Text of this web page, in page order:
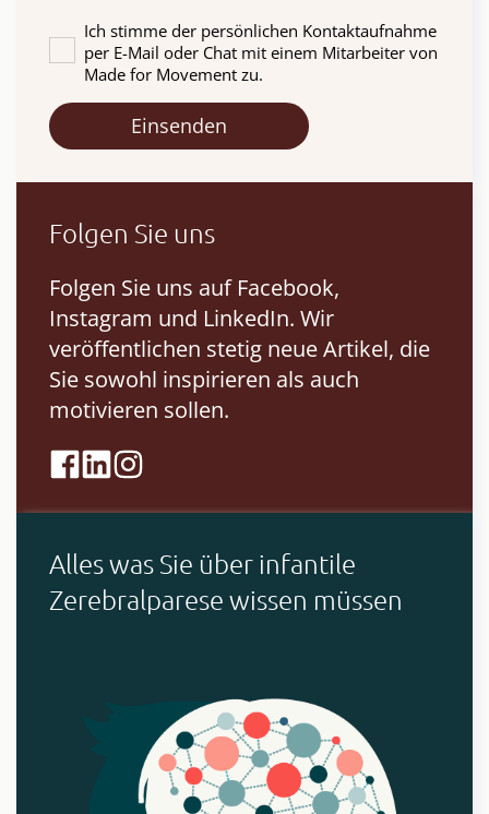
Ich stimme der persönlichen Kontaktaufnahme
per E-Mail oder Chat mit einem Mitarbeiter von
Made for Movement zu.
Folgen Sie uns
Folgen Sie uns auf Facebook,
Instagram und LinkedIn. Wir
veröffentlichen stetig neue Artikel, die
Sie sowohl inspirieren als auch
motivieren sollen.
Alles was Sie über infantile
Zerebralparese wissen müssen